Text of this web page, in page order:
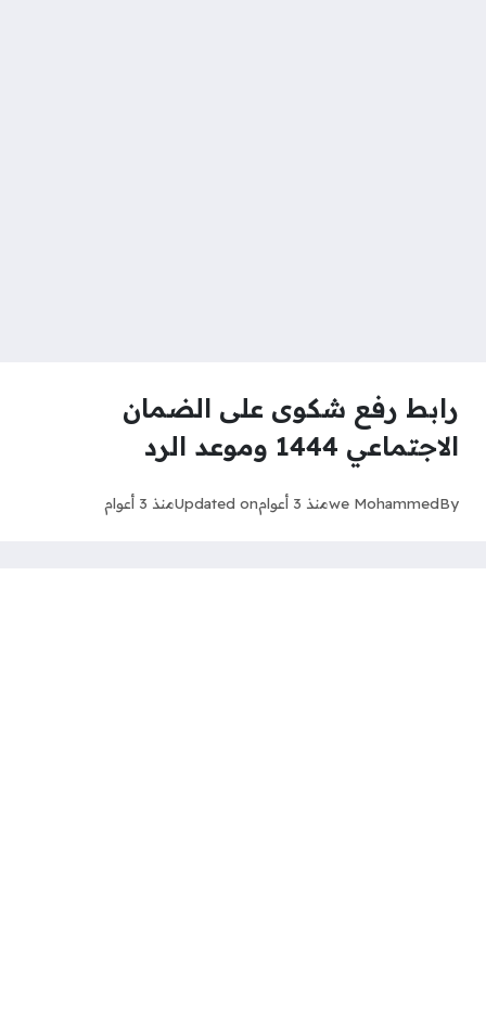
رابط رفع شكوى على الضمان
الاجتماعي 1444 وموعد الرد
By
we Mohammedمنذ 3 أعوام Updated onمنذ 3 أعوام